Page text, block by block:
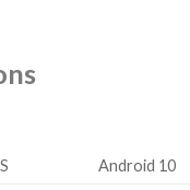
Android 10